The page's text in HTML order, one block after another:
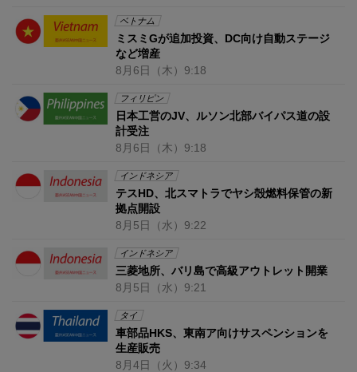
ベトナム
ミスミGが追加投資、DC向け自動ステージ
など増産
8月6日 （木） 9:18
フィリピン
日本工営のJV、ルソン北部バイパス道の設
計受注
8月6日 （木） 9:18
インドネシア
テスHD、北スマトラでヤシ殻燃料保管の新
拠点開設
8月5日 （水） 9:22
インドネシア
三菱地所、バリ島で高級アウトレット開業
8月5日 （水） 9:21
タイ
車部品HKS、東南ア向けサスペンションを
生産販売
8月4日 （火） 9:34